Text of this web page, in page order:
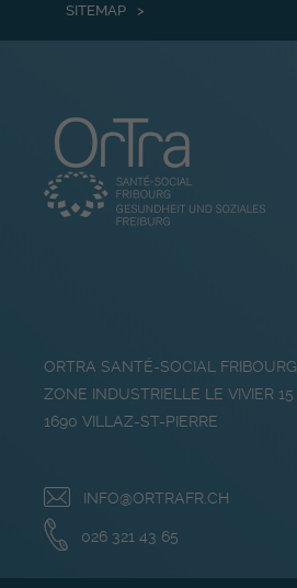
SITEMAP
ORTRA SANTÉ-SOCIAL FRIBOURG
ZONE INDUSTRIELLE LE VIVIER 15
1690 VILLAZ-ST-PIERRE
INFO@ORTRAFR.CH
026 321 43 65